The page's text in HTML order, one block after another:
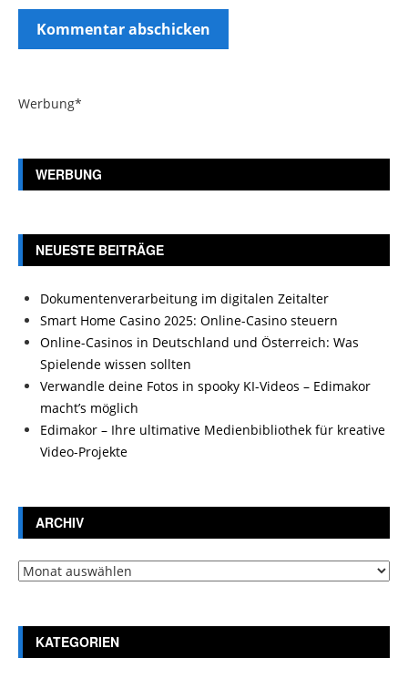
Werbung*
WERBUNG
NEUESTE BEITRÄGE
Dokumentenverarbeitung im digitalen Zeitalter
Smart Home Casino 2025: Online-Casino steuern
Online-Casinos in Deutschland und Österreich: Was
Spielende wissen sollten
Verwandle deine Fotos in spooky KI-Videos – Edimakor
macht’s möglich
Edimakor – Ihre ultimative Medienbibliothek für kreative
Video-Projekte
ARCHIV
Archiv
KATEGORIEN